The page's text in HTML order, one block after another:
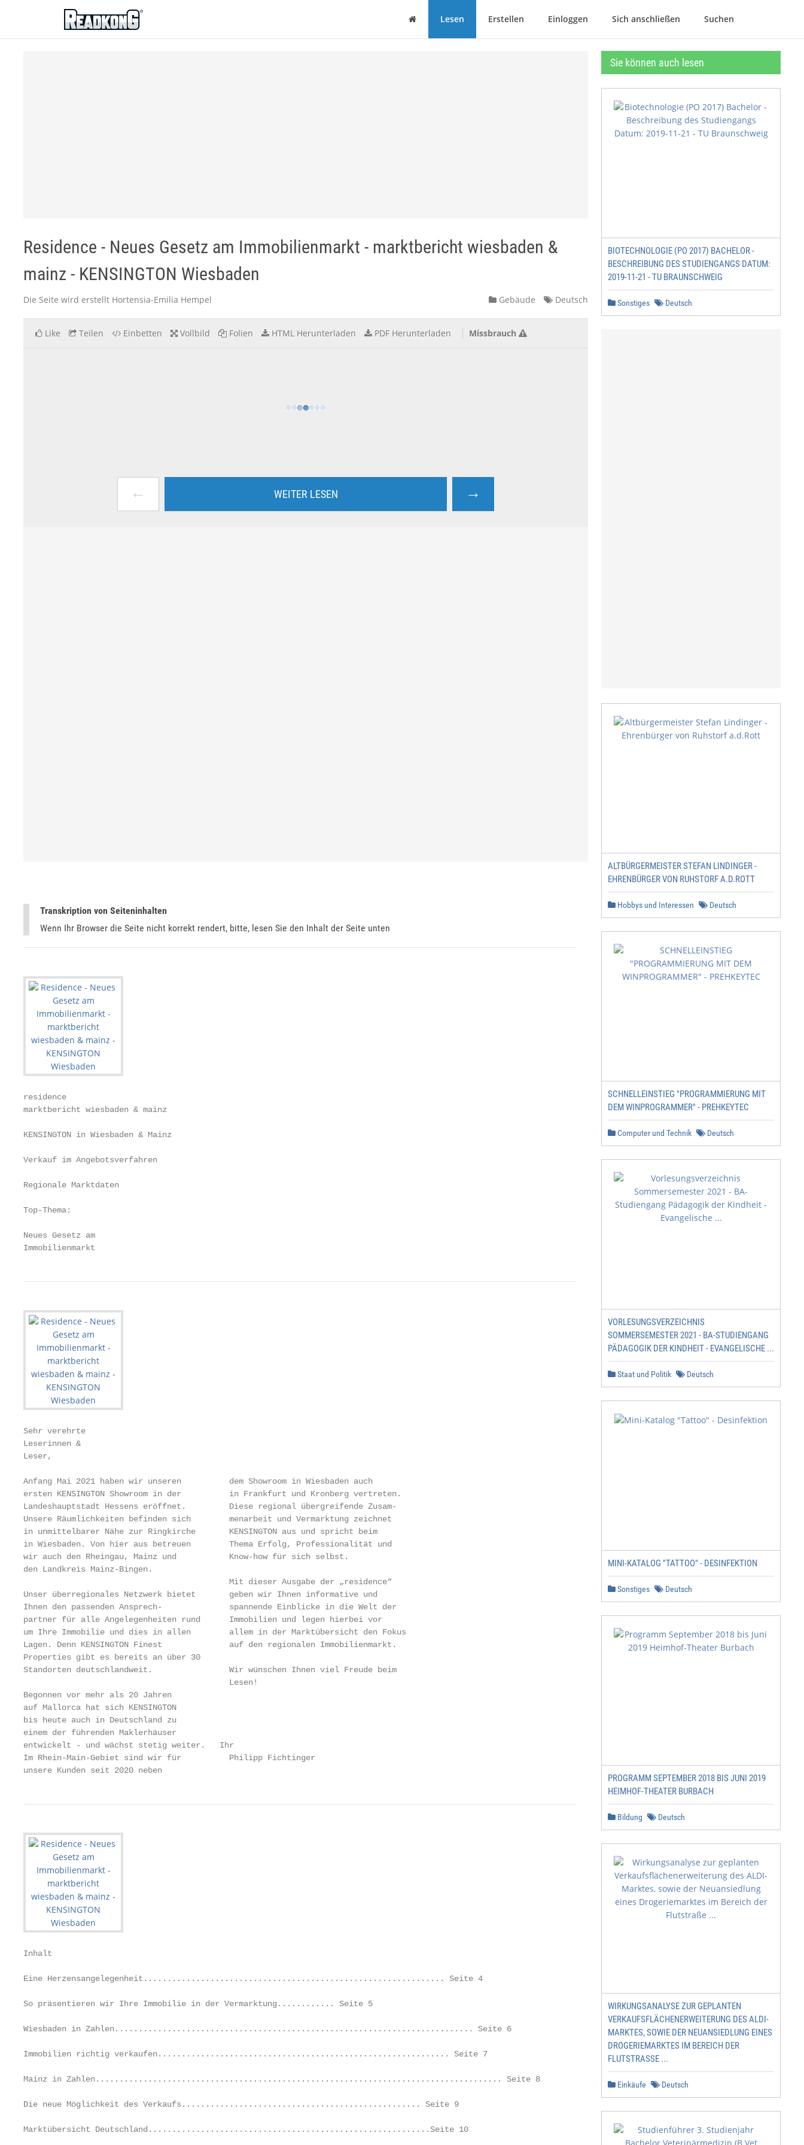
ReadkonG
Haus Lesen Erstellen Einloggen Sich anschließen Suchen
Residence - Neues Gesetz am Immobilienmarkt - marktbericht wiesbaden &
mainz - KENSINGTON Wiesbaden
Die Seite wird erstellt Hortensia-Emilia Hempel Gebäude Deutsch
Like Teilen Einbetten Vollbild Folien HTML Herunterladen PDF Herunterladen Missbrauch
← WEITER LESEN →
Transkription von Seiteninhalten
Wenn Ihr Browser die Seite nicht korrekt rendert, bitte, lesen Sie den Inhalt der Seite unten
residence
marktbericht wiesbaden & mainz
KENSINGTON in Wiesbaden & Mainz
Verkauf im Angebotsverfahren
Regionale Marktdaten
Top-Thema:
Neues Gesetz am
Immobilienmarkt
Sehr verehrte
Leserinnen &
Leser,
Anfang Mai 2021 haben wir unseren          dem Showroom in Wiesbaden auch
ersten KENSINGTON Showroom in der          in Frankfurt und Kronberg vertreten.
Landeshauptstadt Hessens eröffnet.         Diese regional übergreifende Zusam-
Unsere Räumlichkeiten befinden sich        menarbeit und Vermarktung zeichnet
in unmittelbarer Nähe zur Ringkirche       KENSINGTON aus und spricht beim
in Wiesbaden. Von hier aus betreuen        Thema Erfolg, Professionalität und
wir auch den Rheingau, Mainz und           Know-how für sich selbst.
den Landkreis Mainz-Bingen.
                                           Mit dieser Ausgabe der „residence“
Unser überregionales Netzwerk bietet       geben wir Ihnen informative und
Ihnen den passenden Ansprech-              spannende Einblicke in die Welt der
partner für alle Angelegenheiten rund      Immobilien und legen hierbei vor
um Ihre Immobilie und dies in allen        allem in der Marktübersicht den Fokus
Lagen. Denn KENSINGTON Finest              auf den regionalen Immobilienmarkt.
Properties gibt es bereits an über 30
Standorten deutschlandweit.                Wir wünschen Ihnen viel Freude beim
                                           Lesen!
Begonnen vor mehr als 20 Jahren
auf Mallorca hat sich KENSINGTON
bis heute auch in Deutschland zu
einem der führenden Maklerhäuser
entwi­ck­elt - und wächst stetig weiter.   Ihr
Im Rhein-Main-Gebiet sind wir für          Philipp Fichtinger
unsere Kunden seit 2020 neben
Inhalt
Eine Herzensangelegenheit............................................................... Seite 4
So präsentieren wir Ihre Immobilie in der Vermarktung............ Seite 5
Wiesbaden in Zahlen........................................................................... Seite 6
Immobilien richtig verkaufen............................................................. Seite 7
Mainz in Zahlen..................................................................................... Seite 8
Die neue Möglichkeit des Verkaufs.................................................. Seite 9
Marktübersicht Deutschland...........................................................Seite 10
Sie können auch lesen
BIOTECHNOLOGIE (PO 2017) BACHELOR -
BESCHREIBUNG DES STUDIENGANGS DATUM:
2019-11-21 - TU BRAUNSCHWEIG
Sonstiges Deutsch
ALTBÜRGERMEISTER STEFAN LINDINGER -
EHRENBÜRGER VON RUHSTORF A.D.ROTT
Hobbys und Interessen Deutsch
SCHNELLEINSTIEG "PROGRAMMIERUNG MIT
DEM WINPROGRAMMER" - PREHKEYTEC
Computer und Technik Deutsch
VORLESUNGSVERZEICHNIS
SOMMERSEMESTER 2021 - BA-STUDIENGANG
PÄDAGOGIK DER KINDHEIT - EVANGELISCHE ...
Staat und Politik Deutsch
MINI-KATALOG "TATTOO" - DESINFEKTION
Sonstiges Deutsch
PROGRAMM SEPTEMBER 2018 BIS JUNI 2019
HEIMHOF-THEATER BURBACH
Bildung Deutsch
WIRKUNGSANALYSE ZUR GEPLANTEN
VERKAUFSFLÄCHENERWEITERUNG DES ALDI-
MARKTES, SOWIE DER NEUANSIEDLUNG EINES
DROGERIEMARKTES IM BEREICH DER
FLUTSTRASSE ...
Einkäufe Deutsch